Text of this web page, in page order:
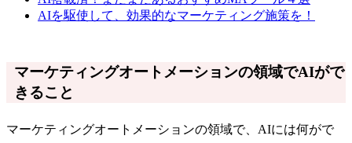
AIを駆使して、効果的なマーケティング施策を！
マーケティングオートメーションの領域でAIがで
きること
マーケティングオートメーションの領域で、AIには何がで